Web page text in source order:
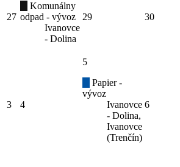
27
Komunálny
odpad - vývoz
Ivanovce
- Dolina
29 30
3 4
5
Papier -
vývoz
Ivanovce
- Dolina,
Ivanovce
(Trenčín)
6